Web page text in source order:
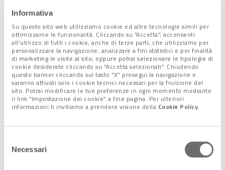
Informativa
Su questo sito web utilizziamo cookie ed altre tecnologie simili per
ottimizzarne le funzionalità. Cliccando su “Accetta”, acconsenti
all’utilizzo di tutti i cookie, anche di terze parti, che utilizziamo per
personalizzare la navigazione, analizzare a fini statistici e per finalità
di marketing le visite al sito; oppure potrai selezionare le tipologie di
cookie desiderate cliccando su "Accetta selezionati". Chiudendo
questo banner cliccando sul tasto “X” prosegui la navigazione e
saranno attivati solo i cookie tecnici necessari per la fruizione del
sito. Potrai modificare le tue preferenze in ogni momento mediante
il link “Impostazione dei cookie” a fine pagina. Per ulteriori
informazioni ti invitiamo a prendere visione della Cookie Policy.
delNecessari
Meloni: “Sarà un anno
tutti”
4 Gennaio 2024
La parentela tra Meloni e
Gramsci spopola nei
social
4 Dicembre 2023
Meloni, la politica più